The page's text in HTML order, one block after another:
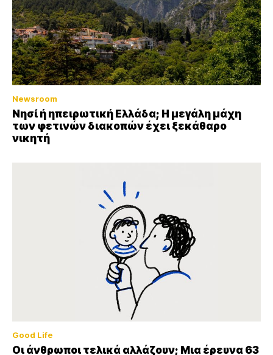
Newsroom
Νησί ή ηπειρωτική Ελλάδα; Η μεγάλη μάχη
των φετινών διακοπών έχει ξεκάθαρο
νικητή
Good Life
Οι άνθρωποι τελικά αλλάζουν; Μια έρευνα 63